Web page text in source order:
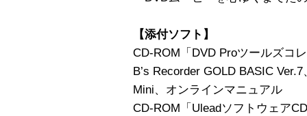
【添付ソフト】
CD-ROM「DVD Proツールズコ
B’s Recorder GOLD BASIC
Mini、オンラインマニュアル
CD-ROM「Uleadソフトウェア